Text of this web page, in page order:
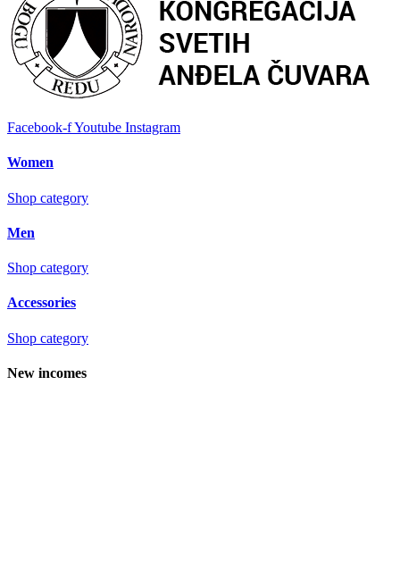
Facebook-fYoutube Instagram
Women
Shop category
Men
Shop category
Accessories
Shop category
New incomes